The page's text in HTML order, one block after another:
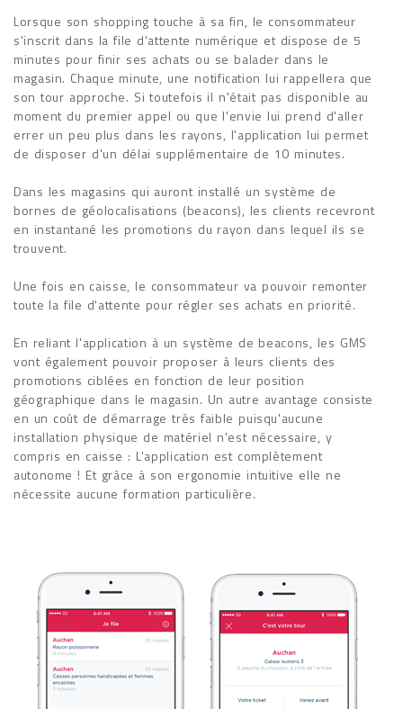
Lorsque son shopping touche à sa fin, le consommateur
s'inscrit dans la file d'attente numérique et dispose de 5
minutes pour finir ses achats ou se balader dans le
magasin. Chaque minute, une notification lui rappellera que
son tour approche. Si toutefois il n'était pas disponible au
moment du premier appel ou que l'envie lui prend d'aller
errer un peu plus dans les rayons, l'application lui permet
de disposer d'un délai supplémentaire de 10 minutes.
Dans les magasins qui auront installé un système de
bornes de géolocalisations (beacons), les clients recevront
en instantané les promotions du rayon dans lequel ils se
trouvent.
Une fois en caisse, le consommateur va pouvoir remonter
toute la file d'attente pour régler ses achats en priorité.
En reliant l'application à un système de beacons, les GMS
vont également pouvoir proposer à leurs clients des
promotions ciblées en fonction de leur position
géographique dans le magasin. Un autre avantage consiste
en un coût de démarrage très faible puisqu'aucune
installation physique de matériel n'est nécessaire, y
compris en caisse : L'application est complètement
autonome ! Et grâce à son ergonomie intuitive elle ne
nécessite aucune formation particulière.